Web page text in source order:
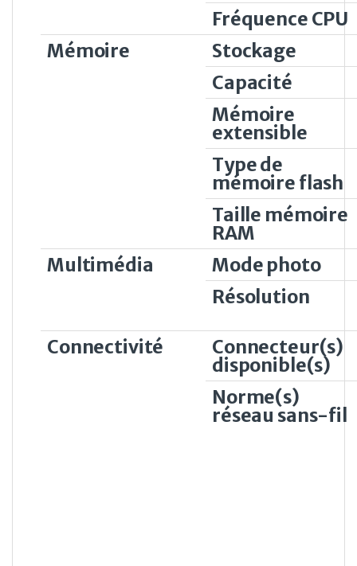
Fréquence CPU
Mémoire
Stockage
Capacité
Mémoire
extensible
Type de
mémoire flash
Taille mémoire
RAM
Multimédia
Mode photo
Résolution
Connectivité Connecteur(s)
disponible(s)
Norme(s)
réseau sans-fil